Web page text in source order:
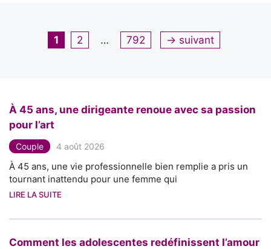
Page
1 Page
2 … Page
792 → suivant
À 45 ans, une dirigeante renoue avec sa passion
pour l’art
Couple 4 août 2026
À 45 ans, une vie professionnelle bien remplie a pris un
tournant inattendu pour une femme qui
LIRE LA SUITE
Comment les adolescentes redéfinissent l’amour